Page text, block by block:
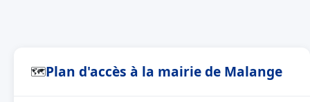
🗺Plan d'accès à la mairie de Malange